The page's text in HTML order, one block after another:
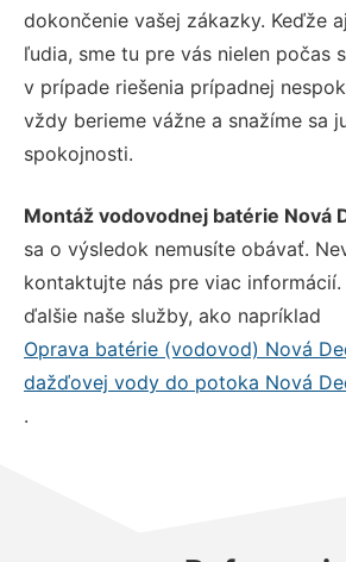
dokončenie vašej zákazky. Keďže
ľudia, sme tu pre vás nielen počas
v prípade riešenia prípadnej
vždy berieme vážne a snažíme sa
spokojnosti.
Montáž vodovodnej batérie Nová
sa o výsledok nemusíte obávať.
kontaktujte nás pre viac informácií.
ďalšie naše služby, ako napríklad
Oprava batérie (vodovod) Nová
dažďovej vody do potoka Nová
.